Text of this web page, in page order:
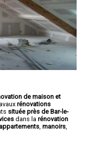
de maison et
rénovations
située près de Bar-le-
dans la rénovation
appartements manoirs